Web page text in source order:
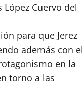
Cuervo del
para que Jerez
además con el
en la
torno a las